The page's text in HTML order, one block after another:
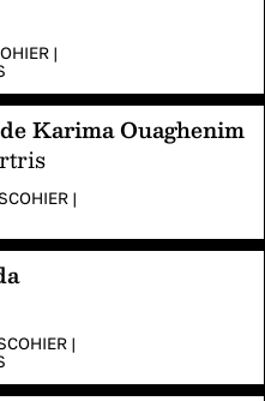
|
de Karima Ouaghenim
|
|